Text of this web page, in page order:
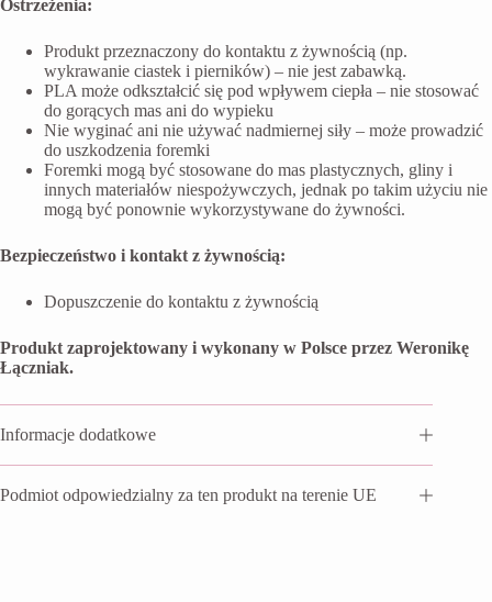
Ostrzeżenia:
Produkt przeznaczony do kontaktu z żywnością (np.
wykrawanie ciastek i pierników) – nie jest zabawką.
PLA może odkształcić się pod wpływem ciepła – nie stosować
do gorących mas ani do wypieku
Nie wyginać ani nie używać nadmiernej siły – może prowadzić
do uszkodzenia foremki
Foremki mogą być stosowane do mas plastycznych, gliny i
innych materiałów niespożywczych, jednak po takim użyciu nie
mogą być ponownie wykorzystywane do żywności.
Bezpieczeństwo i kontakt z żywnością:
Dopuszczenie do kontaktu z żywnością
Produkt zaprojektowany i wykonany w Polsce przez Weronikę
Łączniak.
Informacje dodatkowe
Podmiot odpowiedzialny za ten produkt na terenie UE